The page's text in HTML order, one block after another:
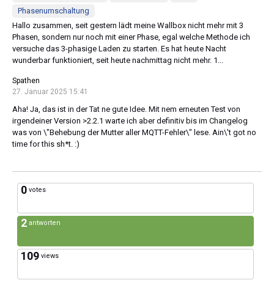
Phasenumschaltung
Hallo zusammen, seit gestern lädt meine Wallbox nicht mehr mit 3
Phasen, sondern nur noch mit einer Phase, egal welche Methode ich
versuche das 3-phasige Laden zu starten. Es hat heute Nacht
wunderbar funktioniert, seit heute nachmittag nicht mehr. 1...
Spathen
27. Januar 2025 15:41
Aha! Ja, das ist in der Tat ne gute Idee. Mit nem erneuten Test von
irgendeiner Version >2.2.1 warte ich aber definitiv bis im Changelog
was von \"Behebung der Mutter aller MQTT-Fehler\" lese. Ain\'t got no
time for this sh*t. :)
0 votes
2 antworten
109 views